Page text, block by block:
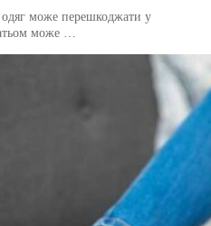
одяг може перешкоджати у
може …